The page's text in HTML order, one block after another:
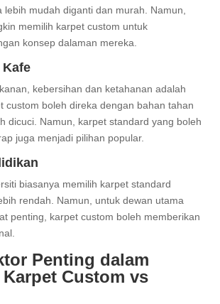
lebih mudah diganti dan murah. Namun,
memilih karpet custom untuk
konsep dalaman mereka.
Kafe
kebersihan dan ketahanan adalah
custom boleh direka dengan bahan tahan
dicuci. Namun, karpet standard yang boleh
juga menjadi pilihan popular.
biasanya memilih karpet standard
rendah. Namun, untuk dewan utama
penting, karpet custom boleh memberikan
Penting dalam
Custom vs